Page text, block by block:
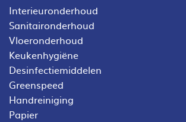
Interieuronderhoud
Sanitaironderhoud
Vloeronderhoud
Keukenhygiëne
Desinfectiemiddelen
Greenspeed
Handreiniging
Papier